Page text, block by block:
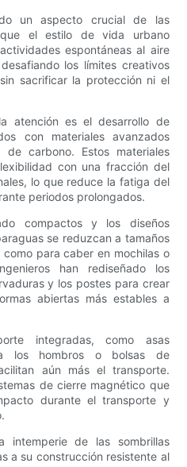
un aspecto crucial de las
el estilo de vida urbano
espontáneas al aire
los límites creativos
sacrificar la protección ni el
atención es el desarrollo de
con materiales avanzados
carbono. Estos materiales
con una fracción del
lo que reduce la fatiga del
periodos prolongados.
compactos y los diseños
se reduzcan a tamaños
para caber en mochilas o
han rediseñado los
y los postes para crear
abiertas más estables a
integradas, como asas
los hombros o bolsas de
aún más el transporte.
de cierre magnético que
durante el transporte y
intemperie de las sombrillas
a su construcción resistente al